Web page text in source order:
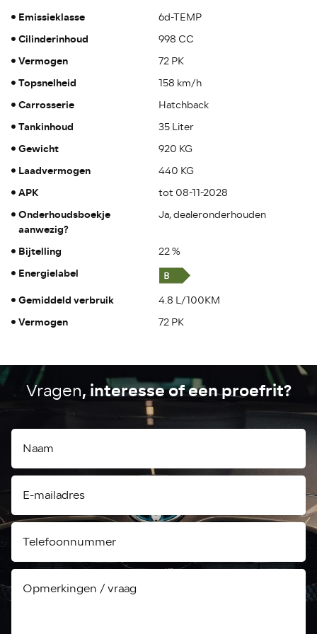
Emissieklasse 6d-TEMP
Cilinderinhoud 998 CC
Vermogen 72 PK
Topsnelheid 158 km/h
Carrosserie Hatchback
Tankinhoud 35 Liter
Gewicht 920 KG
Laadvermogen 440 KG
APK tot 08-11-2028
Onderhoudsboekje
aanwezig?
Ja, dealeronderhouden
Bijtelling 22 %
Energielabel
Gemiddeld verbruik
4.8 L/100KM
Vermogen 72 PK
Vragen, interesse of een proefrit?